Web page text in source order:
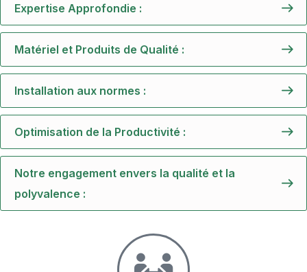
Expertise Approfondie :
Matériel et Produits de Qualité :
Installation aux normes :
Optimisation de la Productivité :
Notre engagement envers la qualité et la
polyvalence :